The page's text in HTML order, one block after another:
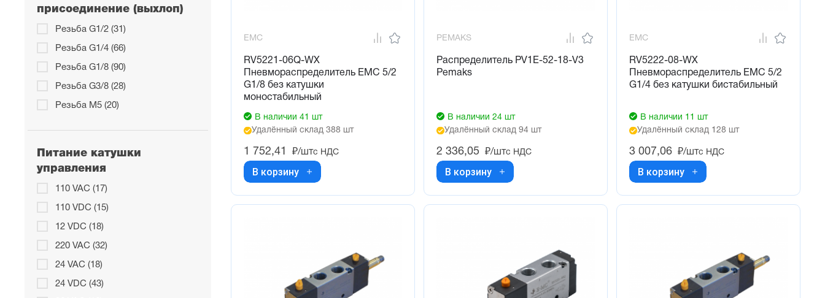
присоединение (выхлоп)
Резьба G1/2 (31)
Резьба G1/4 (66)
Резьба G1/8 (90)
Резьба G3/8 (28)
Резьба М5 (20)
Питание катушки
управления
110 VAC (17)
110 VDC (15)
12 VDC (18)
220 VAC (32)
24 VAC (18)
24 VDC (43)
EMC
RV5221-06Q-WX
Пневмораспределитель EMC 5/2
G1/8 без катушки
моностабильный
В наличии 41 шт
Удалённый склад 388 шт
1 752,41 ₽/штс НДС
В корзину
PEMAKS
Распределитель PV1E-52-18-V3
Pemaks
В наличии 24 шт
Удалённый склад 94 шт
2 336,05 ₽/штс НДС
В корзину
EMC
RV5222-08-WX
Пневмораспределитель EMC 5/2
G1/4 без катушки бистабильный
В наличии 11 шт
Удалённый склад 128 шт
3 007,06 ₽/штс НДС
В корзину